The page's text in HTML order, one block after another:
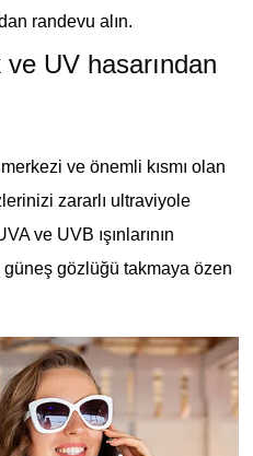
randevu alın.
UV hasarından
ve önemli kısmı olan
zararlı ultraviyole
ve UVB ışınlarının
gözlüğü takmaya özen